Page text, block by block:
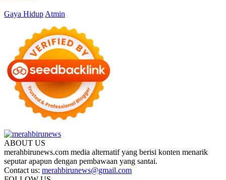
Gaya Hidup Atmin
ABOUT US
merahbirunews.com media alternatif yang berisi konten menarik
seputar apapun dengan pembawaan yang santai.
Contact us: merahbirunews@gmail.com